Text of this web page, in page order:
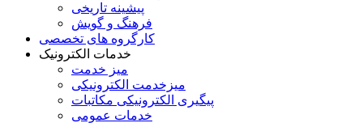
پیشینه تاریخی
فرهنگ و گویش
کارگروه های تخصصی
خدمات الکترونیک
میز خدمت
میزخدمت الکترونیکی
پیگیری الکترونیکی مکاتبات
خدمات عمومی